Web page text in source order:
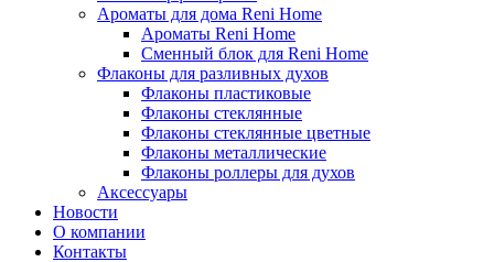
Ароматы для дома Reni Home
Ароматы Reni Home
Сменный блок для Reni Home
Флаконы для разливных духов
Флаконы пластиковые
Флаконы стеклянные
Флаконы стеклянные цветные
Флаконы металлические
Флаконы роллеры для духов
Аксессуары
Новости
О компании
Контакты